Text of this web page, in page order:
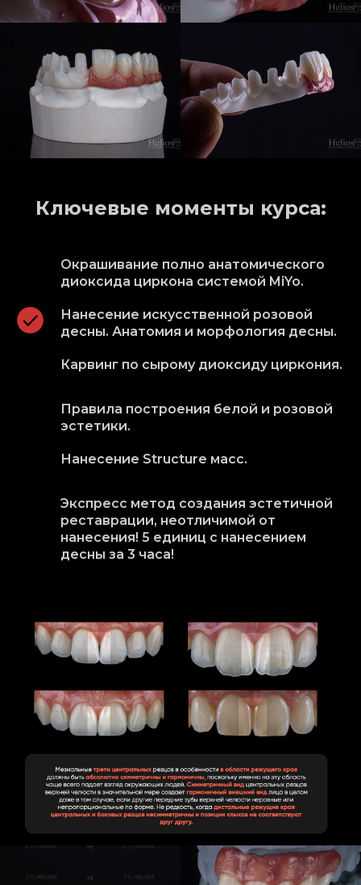
Ключевые моменты курса:
Окрашивание полно анатомического
диоксида циркона системой MiYo.
Нанесение искусственной розовой
десны. Анатомия и морфология десны.
Карвинг по сырому диоксиду циркония.
Правила построения белой и розовой
эстетики.
Нанесение Structure масс.
Экспресс метод создания эстетичной
реставрации, неотличимой от
нанесения! 5 единиц с нанесением
десны за 3 часа!